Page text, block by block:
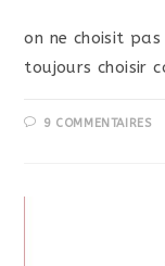
on ne choisit
toujours choisir
9 COMMENTAIRES